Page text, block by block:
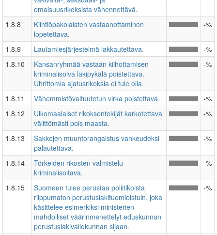
omaisuusrikoksista vähennettävä.
1.8.8
Kiintiöpakolaisten vastaanottaminen
lopetettava.
-%
1.8.9 Lautamiesjärjestelmä lakkautettava.
-%
1.8.10
Kansanryhmää vastaan kiihottamisen
kriminalisoiva lakipykälä poistettava.
Uhrittomia ajatusrikoksia ei tule olla.
-%
1.8.11 Vähemmistövaltuutetun virka poistettava.
-%
1.8.12
Ulkomaalaiset rikoksentekijät karkotettava
välittömästi pois maasta.
-%
1.8.13
Sakkojen muuntorangaistus vankeudeksi
palautettava.
-%
1.8.14
Törkeiden rikosten valmistelu
kriminalisoitava.
-%
1.8.15
Suomeen tulee perustaa poliitikoista
riippumaton perustuslakituomioistuin, joka
käsittelee esimerkiksi ministerien
mahdolliset väärinmenettelyt eduskunnan
perustuslakivaliokunnan sijaan.
-%